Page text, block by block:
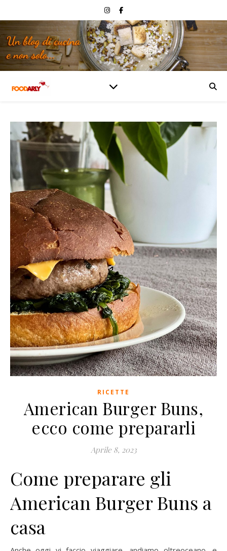
RICETTE
American Burger Buns,
ecco come prepararli
Aprile 8, 2023
Come preparare gli
American Burger Buns a
casa